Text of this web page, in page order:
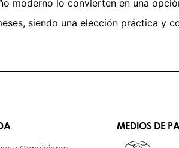
moderno lo convierten en una
siendo una elección práctica y
MEDIOS DE